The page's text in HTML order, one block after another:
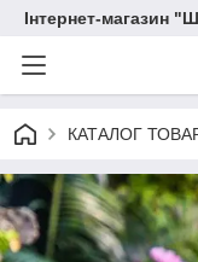
Інтернет-магазин
КАТАЛОГ